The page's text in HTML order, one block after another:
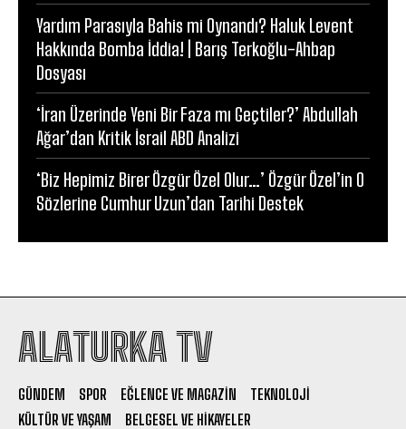
Yardım Parasıyla Bahis mi Oynandı? Haluk Levent
Hakkında Bomba İddia! | Barış Terkoğlu-Ahbap
Dosyası
‘İran Üzerinde Yeni Bir Faza mı Geçtiler?’ Abdullah
Ağar’dan Kritik İsrail ABD Analizi
‘Biz Hepimiz Birer Özgür Özel Olur…’ Özgür Özel’in O
Sözlerine Cumhur Uzun’dan Tarihi Destek
ALATURKA TV
GÜNDEM SPOR EĞLENCE VE MAGAZIN
TEKNOLOJI
KÜLTÜR VE YAŞAM
BELGESEL VE HIKAYELER